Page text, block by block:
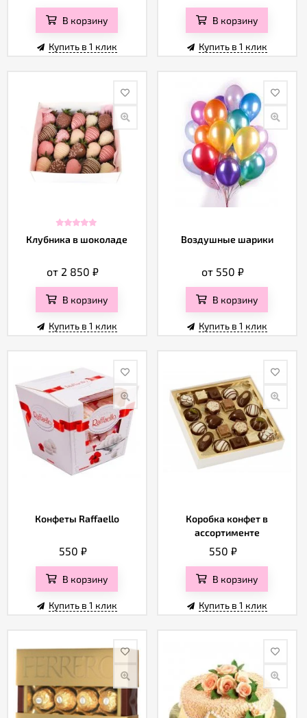
В корзину
Купить в 1 клик
В корзину
Купить в 1 клик
Клубника в шоколаде
от 2 850₽
В корзину
Купить в 1 клик
Воздушные шарики
от 550₽
В корзину
Купить в 1 клик
Конфеты Raffaello
550 ₽
В корзину
Купить в 1 клик
Коробка конфет в
ассортименте
550 ₽
В корзину
Купить в 1 клик